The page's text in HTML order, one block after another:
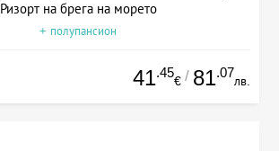
Ризорт на брега на морето
+ полупансион
41.45
€ / 81.07
лв.